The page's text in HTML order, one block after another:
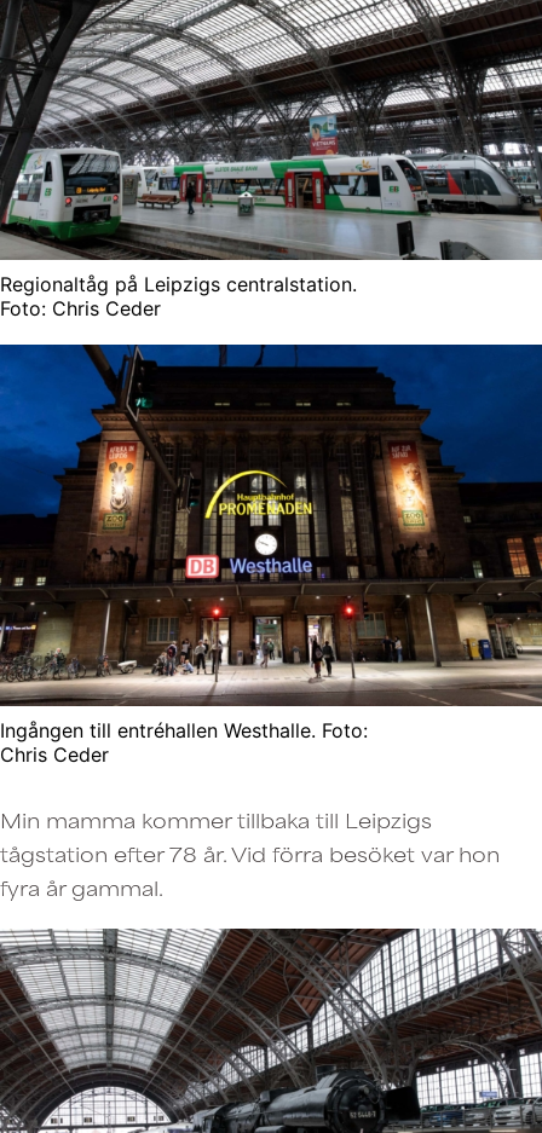
Regionaltåg på Leipzigs centralstation.
Foto: Chris Ceder
Ingången till entréhallen Westhalle. Foto:
Chris Ceder
Min mamma kommer tillbaka till Leipzigs
tågstation efter 78 år. Vid förra besöket var hon
fyra år gammal.